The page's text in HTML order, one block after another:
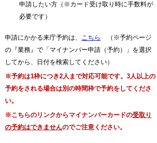
申請したい方（※カード受け取り時に手数料が
必要です）
申請にかかる来庁予約は、 こちら
（※予約ページ
の『業務』で「マイナンバー申請（予約）」を選択
してから、日付を検索してください）
※予約は1枠につき2人まで対応可能です。3人以上の
予約をされる場合は別の時間枠で予約をしてくださ
い。
※こちらのリンクからマイナンバーカードの受取り
の予約はできませんのでご注意ください。